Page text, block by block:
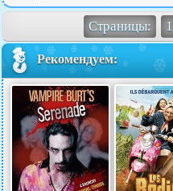
Страницы: 1
Рекомендуем: